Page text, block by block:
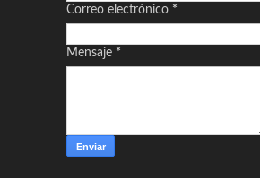
Correo electrónico *
Mensaje *